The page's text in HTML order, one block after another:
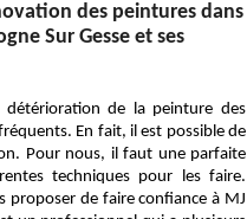
des peintures dans
Sur Gesse et ses
détérioration de la peinture des
En fait, il est possible de
Pour nous, il faut une parfaite
techniques pour les faire.
proposer de faire confiance à MJ